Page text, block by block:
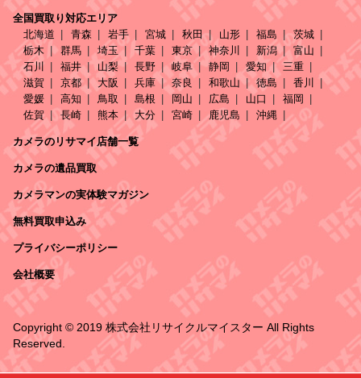
全国買取り対応エリア
北海道
青森 岩手 宮城 秋田 山形 福島
茨城
栃木
群馬 埼玉 千葉 東京 神奈川 新潟
富山
石川
福井 山梨 長野 岐阜 静岡 愛知
三重
滋賀
京都 大阪 兵庫 奈良 和歌山 徳島
香川
愛媛
高知 鳥取 島根 岡山 広島 山口
福岡
佐賀
長崎 熊本 大分 宮崎 鹿児島 沖縄
カメラのリサマイ店舗一覧
カメラの遺品買取
カメラマンの実体験マガジン
無料買取申込み
プライバシーポリシー
会社概要
Copyright © 2019 株式会社リサイクルマイスター All Rights
Reserved.